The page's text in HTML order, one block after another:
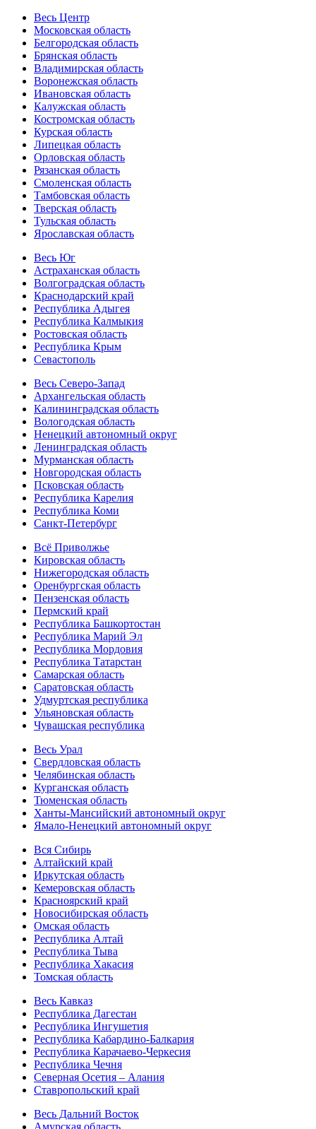
Весь Центр
Московская область
Белгородская область
Брянская область
Владимирская область
Воронежская область
Ивановская область
Калужская область
Костромская область
Курская область
Липецкая область
Орловская область
Рязанская область
Смоленская область
Тамбовская область
Тверская область
Тульская область
Ярославская область
Весь Юг
Астраханская область
Волгоградская область
Краснодарский край
Республика Адыгея
Республика Калмыкия
Ростовская область
Республика Крым
Севастополь
Весь Северо-Запад
Архангельская область
Калининградская область
Вологодская область
Ненецкий автономный округ
Ленинградская область
Мурманская область
Новгородская область
Псковская область
Республика Карелия
Республика Коми
Санкт-Петербург
Всё Приволжье
Кировская область
Нижегородская область
Оренбургская область
Пензенская область
Пермский край
Республика Башкортостан
Республика Марий Эл
Республика Мордовия
Республика Татарстан
Самарская область
Саратовская область
Удмуртская республика
Ульяновская область
Чувашская республика
Весь Урал
Свердловская область
Челябинская область
Курганская область
Тюменская область
Ханты-Мансийский автономный округ
Ямало-Ненецкий автономный округ
Вся Сибирь
Алтайский край
Иркутская область
Кемеровская область
Красноярский край
Новосибирская область
Омская область
Республика Алтай
Республика Тыва
Республика Хакасия
Томская область
Весь Кавказ
Республика Дагестан
Республика Ингушетия
Республика Кабардино-Балкария
Республика Карачаево-Черкесия
Республика Чечня
Северная Осетия – Алания
Ставропольский край
Весь Дальний Восток
Амурская область